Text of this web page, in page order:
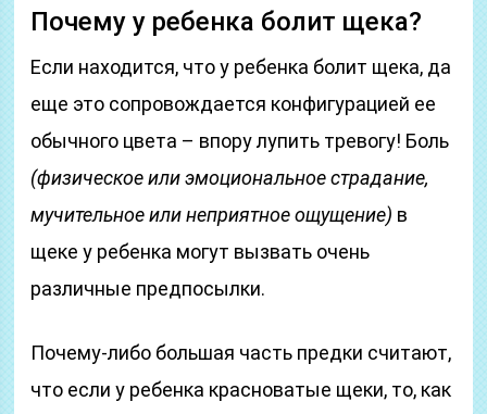
Почему у ребенка болит щека?
Если находится, что у ребенка болит щека, да
еще это сопровождается конфигурацией ее
обычного цвета – впору лупить тревогу! Боль
(физическое или эмоциональное страдание,
мучительное или неприятное ощущение) в
щеке у ребенка могут вызвать очень
различные предпосылки.
Почему-либо большая часть предки считают,
что если у ребенка красноватые щеки, то, как